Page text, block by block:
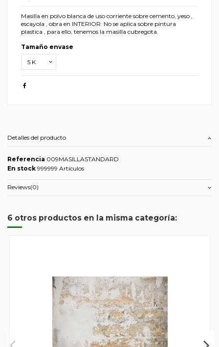
Masilla en polvo blanca de uso corriente sobre cemento, yeso ,
escayola , obra en INTERIOR. No se aplica sobre pintura
plastica , para ello, tenemos la masilla cubregota.
Tamaño envase
Detalles del producto
Referencia 009MASILLASTANDARD
En stock 999999 Artículos
Reviews(0)
6 otros productos en la misma categoría: